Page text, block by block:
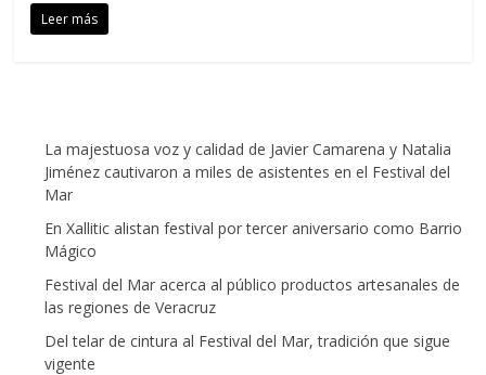
Leer más
La majestuosa voz y calidad de Javier Camarena y Natalia
Jiménez cautivaron a miles de asistentes en el Festival del
Mar
En Xallitic alistan festival por tercer aniversario como Barrio
Mágico
Festival del Mar acerca al público productos artesanales de
las regiones de Veracruz
Del telar de cintura al Festival del Mar, tradición que sigue
vigente